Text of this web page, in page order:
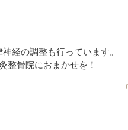
経の調整も行っています。
整骨院におまかせを！